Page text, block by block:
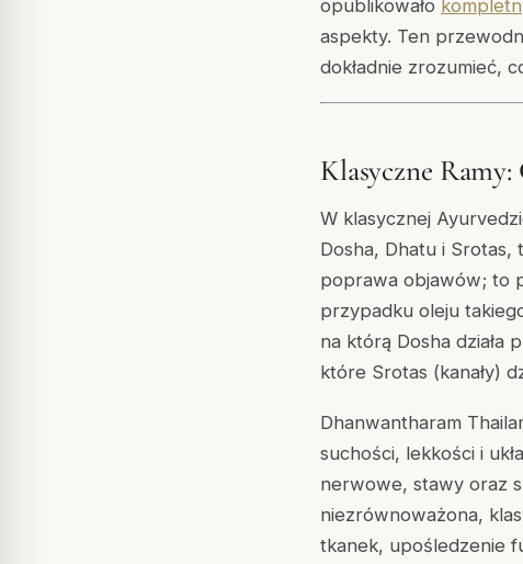
opublikowało
aspekty. Ten
dokładnie zrozumieć,
Klasyczne
W klasycznej
Dosha, Dhatu i
poprawa objawów; to
przypadku oleju
na którą Dosha
które Srotas (kanały)
Dhanwantharam
suchości, lekkości i
nerwowe, stawy oraz
niezrównoważona,
tkanek, upośledzenie